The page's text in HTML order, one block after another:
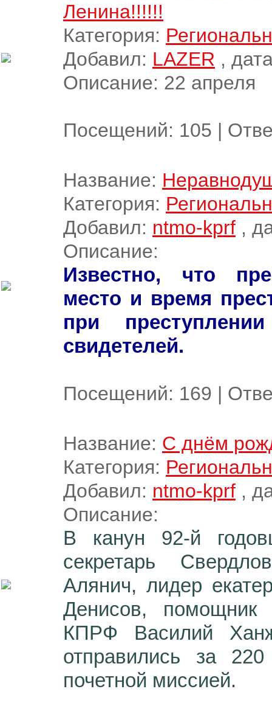
Ленина!!!!!!
Категория:
Добавил: LAZER ,
Описание: 22 апреля
Посещений: 105 |
Название:
Категория:
Добавил: ntmo-kprf ,
Описание:
Известно, что
место и время
при
свидетелей.
Посещений: 169 |
Название: С днём
Категория:
Добавил: ntmo-kprf ,
Описание:
В канун 92-й
секретарь
Алянич, лидер
Денисов,
КПРФ Василий
отправились за
почетной миссией.